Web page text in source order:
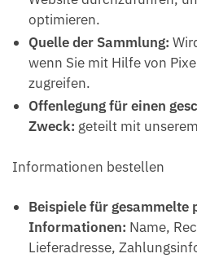
optimieren.
Quelle der Sammlung:
wenn Sie mit Hilfe von
zugreifen.
Offenlegung für einen
Zweck: geteilt mit
Informationen bestellen
Beispiele für gesammelte
Informationen: Name,
Lieferadresse,